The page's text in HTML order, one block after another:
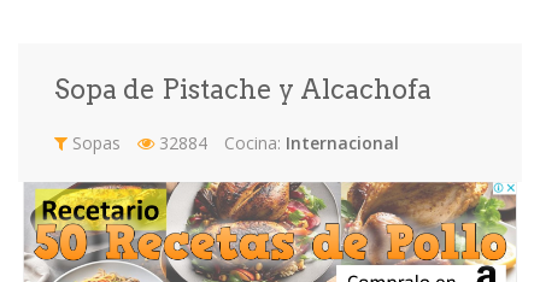
Chiles
Ensaladas Equipment Frutas Galletas
Sopa de Pistache y Alcachofa
Sopas 32884 Cocina: Internacional